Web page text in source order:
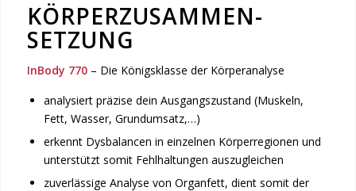
KÖRPER­­ZUSAMMEN­
SETZUNG
InBody 770– Die Königsklasse der Körperanalyse
analysiert präzise dein Ausgangszustand (Muskeln,
Fett, Wasser, Grundumsatz,…)
erkennt Dysbalancen in einzelnen Körperregionen und
unterstützt somit Fehlhaltungen auszugleichen
zuverlässige Analyse von Organfett, dient somit der